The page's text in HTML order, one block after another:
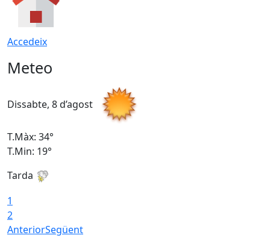
Accedeix
Meteo
Dissabte, 8 d’agost
T.Màx: 34°
T.Min: 19°
Tarda
1
2
AnteriorSegüent